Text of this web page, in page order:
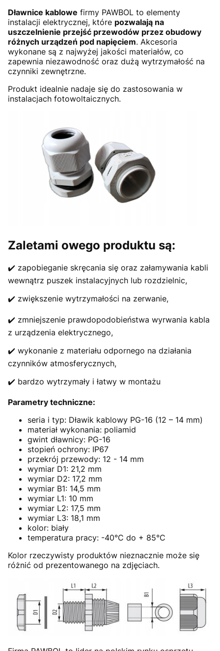
Dławnice kablowe firmy PAWBOL to elementy
instalacji elektrycznej, które pozwalają na
uszczelnienie przejść przewodów przez obudowy
różnych urządzeń pod napięciem. Akcesoria
wykonane są z najwyżej jakości materiałów, co
zapewnia niezawodność oraz dużą wytrzymałość na
czynniki zewnętrzne.
Produkt idealnie nadaje się do zastosowania w
instalacjach fotowoltaicznych.
Zaletami owego produktu są:
✔️ zapobieganie skręcania się oraz załamywania kabli
wewnątrz puszek instalacyjnych lub rozdzielnic,
✔️ zwiększenie wytrzymałości na zerwanie,
✔️ zmniejszenie prawdopodobieństwa wyrwania kabla
z urządzenia elektrycznego,
✔️ wykonanie z materiału odpornego na działania
czynników atmosferycznych,
✔️ bardzo wytrzymały i łatwy w montażu
Parametry techniczne:
seria i typ: Dławik kablowy PG-16 (12 – 14 mm)
materiał wykonania: poliamid
gwint dławnicy: PG-16
stopień ochrony: IP67
przekrój przewody: 12 - 14 mm
wymiar D1: 21,2 mm
wymiar D2: 17,2 mm
wymiar B1: 14,5 mm
wymiar L1: 10 mm
wymiar L2: 17,5 mm
wymiar L3: 18,1 mm
kolor: biały
temperatura pracy: -40°C do + 85°C
Kolor rzeczywisty produktów nieznacznie może się
różnić od prezentowanego na zdjęciach.